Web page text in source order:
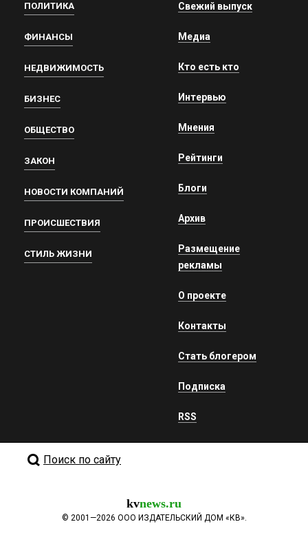
ПОЛИТИКА
ФИНАНСЫ
НЕДВИЖИМОСТЬ
БИЗНЕС
ОБЩЕСТВО
ЗАКОН
НОВОСТИ КОМПАНИЙ
ПРОИСШЕСТВИЯ
СТИЛЬ ЖИЗНИ
Свежий выпуск
Медиа
Кто есть кто
Интервью
Мнения
Рейтинги
Блоги
Архив
Размещение
рекламы
О проекте
Контакты
Стать блогером
Подписка
RSS
Поиск по сайту
kvnews.ru
© 2001—2026 ООО ИЗДАТЕЛЬСКИЙ ДОМ «КВ».